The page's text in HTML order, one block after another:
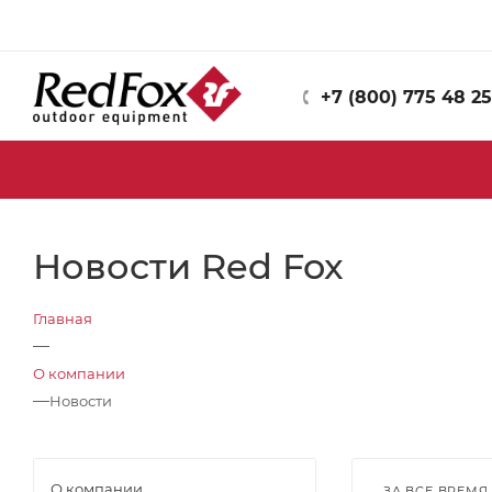
+7 (800) 775 48 25
Новости Red Fox
Главная
—
О компании
—Новости